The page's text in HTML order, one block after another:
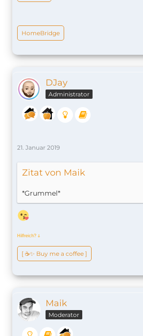
HomeBridge
DJay
Administrator
21. Januar 2019
Zitat von Maik
*Grummel*
Hilfreich? ↆ
[ ☕️✨ Buy me a coffee ]
Maik
Moderator